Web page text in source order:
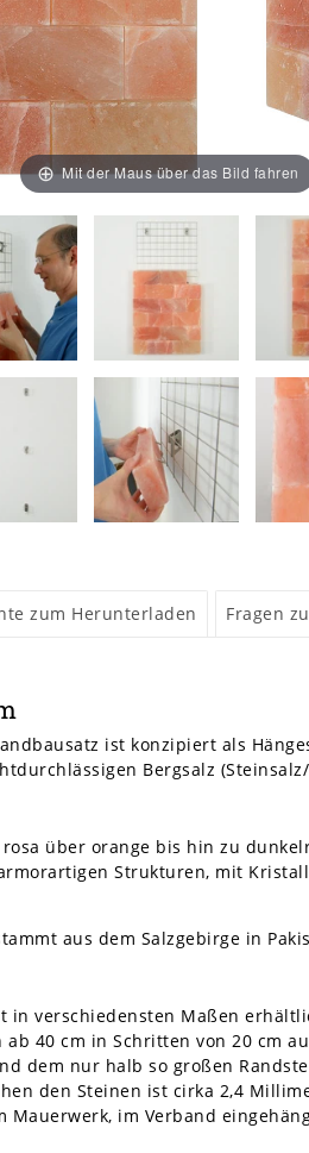
Mit der Maus über das Bild fahren
zum Herunterladen Fragen
ist konzipiert als
Bergsalz
rosa über orange bis hin zu
Strukturen, mit
aus dem Salzgebirge in
in verschiedensten Maßen
ab 40 cm in Schritten von 20 cm
dem nur halb so großen
den Steinen ist cirka 2,4
Mauerwerk, im Verband